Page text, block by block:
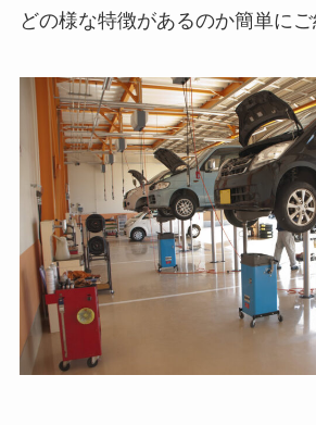
どの様な特徴があるのか簡単にご